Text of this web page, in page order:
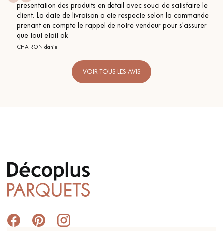
presentation des produits en detail avec souci de satisfaire le
client. La date de livraison a ete respecte selon la commande
prenant en compte le rappel de notre vendeur pour s'assurer
que tout etait ok
CHATRON daniel
VOIR TOUS LES AVIS